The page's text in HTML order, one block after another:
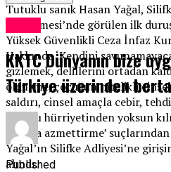
Tutuklu sanık Hasan Yağal,
Mahkemesi’nde görülen ilk
Yüksek Güvenlikli Ceza İnfaz
Hakkında ‘Kendini
gizlemek, delillerini ortadan
öldürme, çocuğun nitelikli
saldırı, cinsel amaçla cebir,
çocuğu hürriyetinden yoksun
suçuna azmettirme’
Yağal’ın Silifke Adliyesi’ne
alındı.
KKTC Dünyanın bize
Türkiye üzerinden
Published